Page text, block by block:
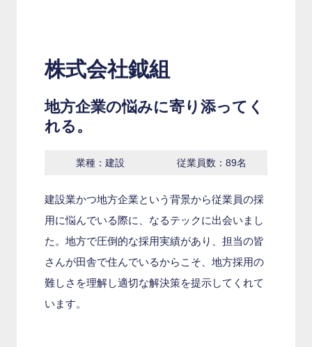
株式会社鉞組
地方企業の悩みに寄り添ってく
れる。
業種：建設 従業員数：89名
建設業かつ地方企業という背景から従業員の採
用に悩んでいる際に、なるテックに出会いまし
た。地方で圧倒的な採用実績があり、担当の皆
さんが田舎で住んでいるからこそ、地方採用の
難しさを理解し適切な解決策を提示してくれて
います。